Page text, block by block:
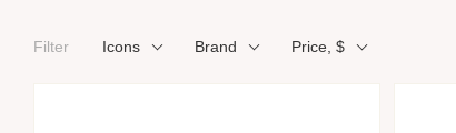
Filter Icons Brand Price, $